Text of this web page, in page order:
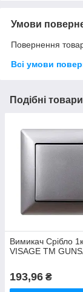
Умови
Повернення
Всі умови
Подібні
Вимикач Срібло
VISAGE ТМ
193,96 ₴